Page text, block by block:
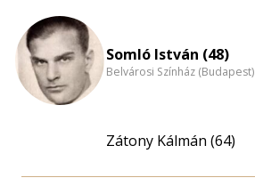
Somló István (48)
Belvárosi Színház (Budapest)
Zátony Kálmán (64)